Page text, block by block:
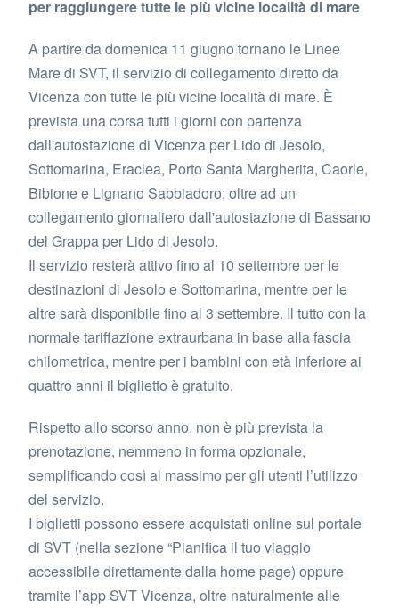
per raggiungere tutte le più vicine località di mare
A partire da domenica 11 giugno tornano le Linee
Mare di SVT, il servizio di collegamento diretto da
Vicenza con tutte le più vicine località di mare. È
prevista una corsa tutti i giorni con partenza
dall'autostazione di Vicenza per Lido di Jesolo,
Sottomarina, Eraclea, Porto Santa Margherita, Caorle,
Bibione e Lignano Sabbiadoro; oltre ad un
collegamento giornaliero dall'autostazione di Bassano
del Grappa per Lido di Jesolo.
Il servizio resterà attivo fino al 10 settembre per le
destinazioni di Jesolo e Sottomarina, mentre per le
altre sarà disponibile fino al 3 settembre. Il tutto con la
normale tariffazione extraurbana in base alla fascia
chilometrica, mentre per i bambini con età inferiore ai
quattro anni il biglietto è gratuito.
Rispetto allo scorso anno, non è più prevista la
prenotazione, nemmeno in forma opzionale,
semplificando così al massimo per gli utenti l’utilizzo
del servizio.
I biglietti possono essere acquistati online sul portale
di SVT (nella sezione “Pianifica il tuo viaggio
accessibile direttamente dalla home page) oppure
tramite l’app SVT Vicenza, oltre naturalmente alle